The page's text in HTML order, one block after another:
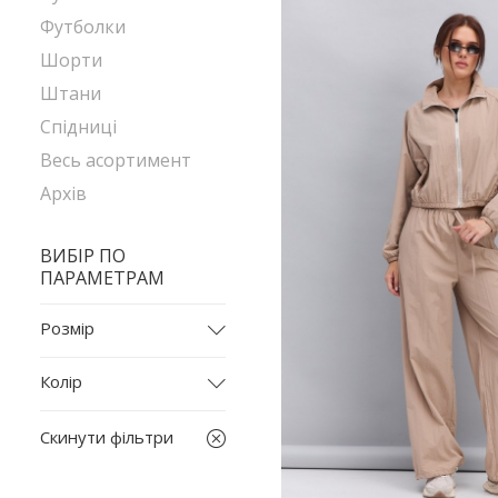
Футболки
Шорти
Штани
Спідниці
Весь асортимент
Архів
ВИБІР ПО
ПАРАМЕТРАМ
Розмір
44-46
2029
Колір
білий
Скинути фільтри